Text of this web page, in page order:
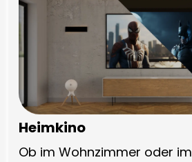
Heimkino
Ob im Wohnzimmer oder im